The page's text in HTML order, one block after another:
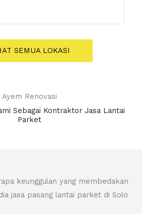
SEMUA LOKASI
Ayem Renovasi
Sebagai Kontraktor Jasa Lantai
Parket
keunggulan yang membedakan
jasa pasang lantai parket di Solo